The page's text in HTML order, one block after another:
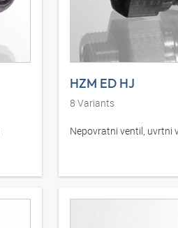
HZM ED HJ
8 Variants
Nepovratni ventil, uvrtni